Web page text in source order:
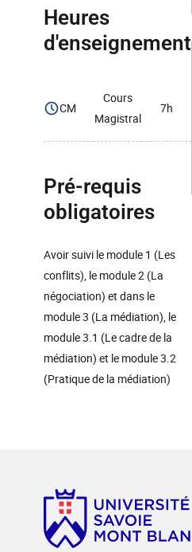
Heures
d'enseignement
CM
Cours
Magistral
7h
Pré-requis
obligatoires
Avoir suivi le module 1 (Les
conflits), le module 2 (La
négociation) et dans le
module 3 (La médiation), le
module 3.1 (Le cadre de la
médiation) et le module 3.2
(Pratique de la médiation)